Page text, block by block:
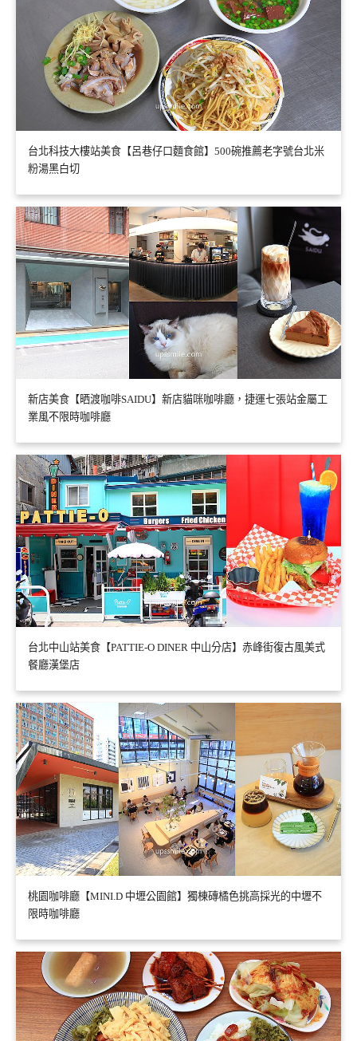
台北科技大樓站美食【呂巷仔口麵食館】500碗推薦老字號台北米
粉湯黑白切
新店美食【晒渡咖啡SAIDU】新店貓咪咖啡廳，捷運七張站金屬工
業風不限時咖啡廳
台北中山站美食【PATTIE-O DINER 中山分店】赤峰街復古風美式
餐廳漢堡店
桃園咖啡廳【MINI.D 中壢公園館】獨棟磚橘色挑高採光的中壢不
限時咖啡廳